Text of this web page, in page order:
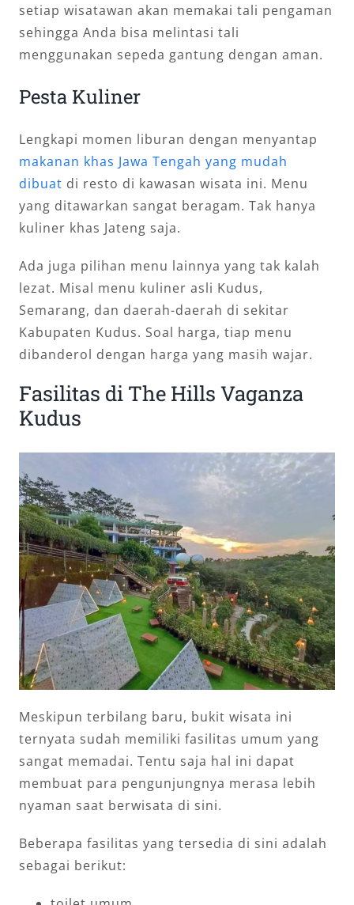
setiap wisatawan akan memakai tali pengaman
sehingga Anda bisa melintasi tali
menggunakan sepeda gantung dengan aman.
Pesta Kuliner
Lengkapi momen liburan dengan menyantap
makanan khas Jawa Tengah yang mudah
dibuat di resto di kawasan wisata ini. Menu
yang ditawarkan sangat beragam. Tak hanya
kuliner khas Jateng saja.
Ada juga pilihan menu lainnya yang tak kalah
lezat. Misal menu kuliner asli Kudus,
Semarang, dan daerah-daerah di sekitar
Kabupaten Kudus. Soal harga, tiap menu
dibanderol dengan harga yang masih wajar.
Fasilitas di The Hills Vaganza
Kudus
Meskipun terbilang baru, bukit wisata ini
ternyata sudah memiliki fasilitas umum yang
sangat memadai. Tentu saja hal ini dapat
membuat para pengunjungnya merasa lebih
nyaman saat berwisata di sini.
Beberapa fasilitas yang tersedia di sini adalah
sebagai berikut: